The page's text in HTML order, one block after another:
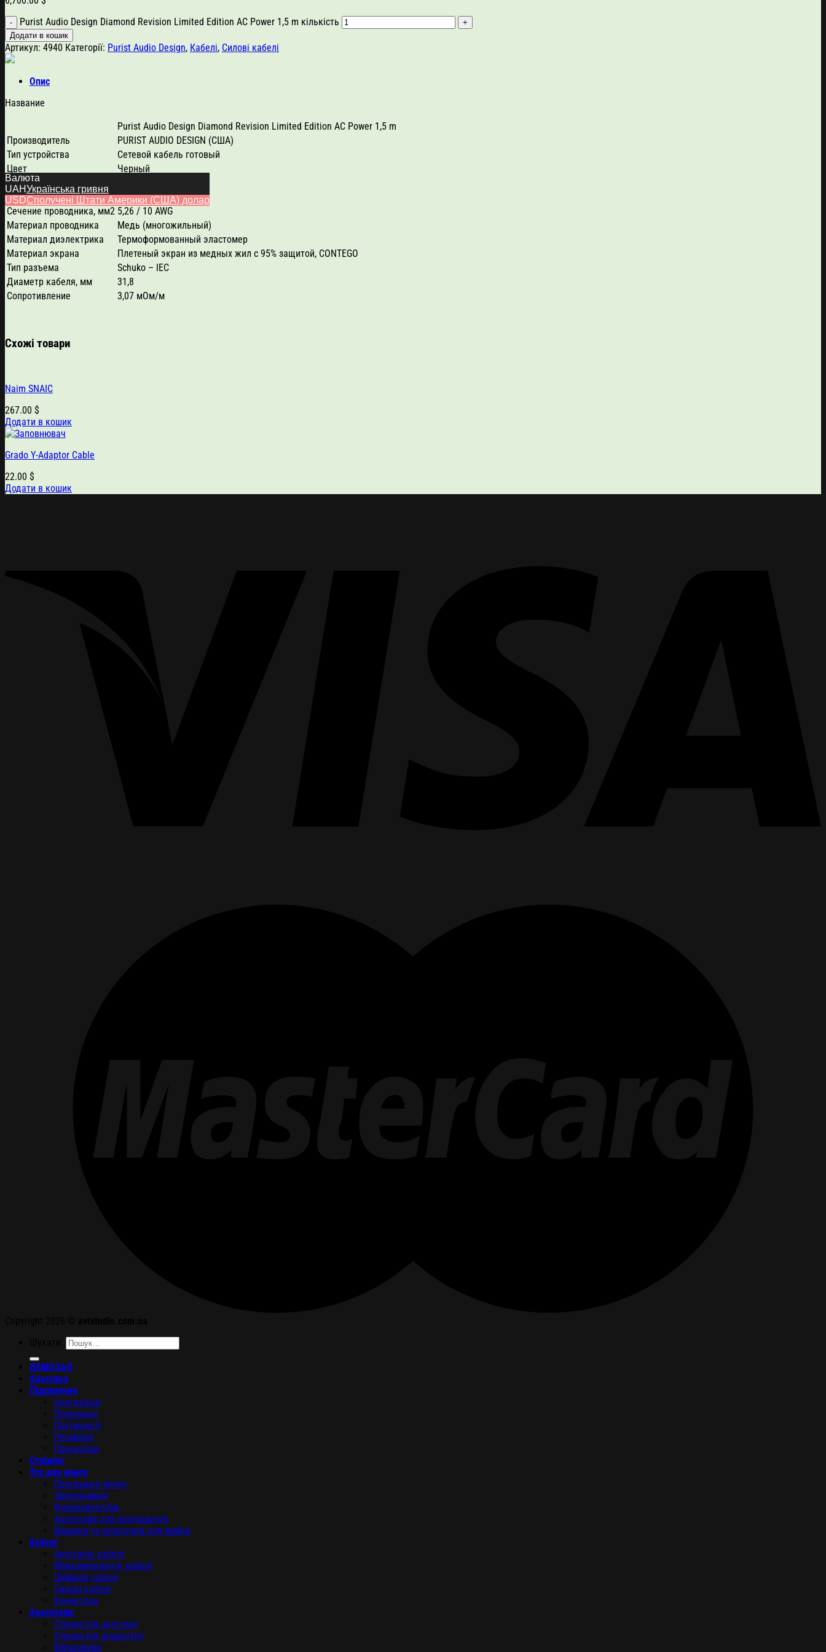
Purist Audio Design Diamond Revision Limited Edition AC Power 1,5 m кількість
Додати в кошик
Артикул: 4940 Категорії: Purist Audio Design, Кабелі, Силові кабелі
Опис
Название
Purist Audio Design Diamond Revision Limited Edition AC Power 1,5 m
Производитель
PURIST AUDIO DESIGN (США)
Тип устройства
Сетевой кабель готовый
Цвет
Черный
Основные характеристики
Длина, м
1,5
Сечение проводника, мм2 5,26 / 10 AWG
Материал проводника
Медь (многожильный)
Материал диэлектрика
Термоформованный эластомер
Материал экрана
Плетеный экран из медных жил с 95% защитой, CONTEGO
Тип разъема
Schuko – IEC
Диаметр кабеля, мм
31,8
Сопротивление
3,07 мОм/м
Схожі товари
Naim SNAIC
267.00 $
Додати в кошик
Grado Y-Adaptor Cable
22.00 $
Додати в кошик
ДЕМОЗАЛ
Акустика
Підсилення
Інтегральні
Попередні
Потужності
Ресивери
Процесори
Стрімінг
Усе для вінілу
Програвачі вінілу
Звукознімачі
Фонокоректори
Аксесуари для програвачів
Машини та аксесуари для мийки
Кабелі
Акустичні кабелі
Міжкомпонентні кабелі
Цифрові кабелі
Силові кабелі
Конектори
Аксесуари
Стенди під акустику
Стенди під апаратуру
Віброопори
Валюта
UAHУкраїнська гривня
USDСполучені Штати Америки (США) долар